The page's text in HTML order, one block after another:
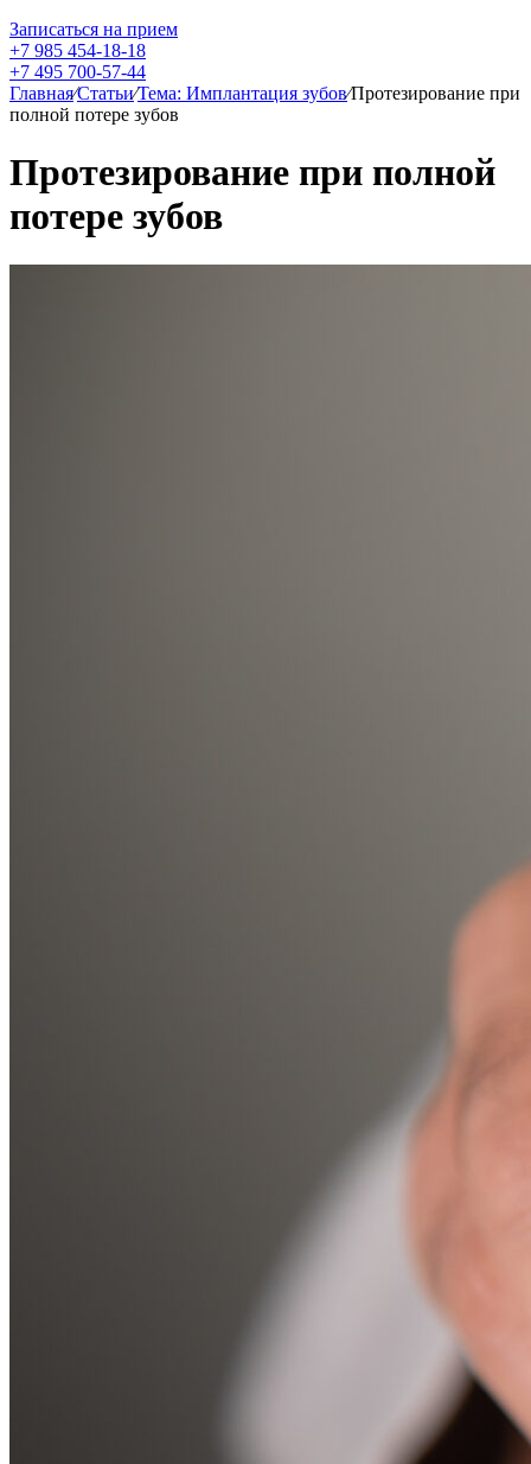
Записаться на прием
+7 985 454-18-18
+7 495 700-57-44
Главная⁄Статьи⁄Тема: Имплантация зубов⁄Протезирование при
полной потере зубов
Протезирование при полной
потере зубов